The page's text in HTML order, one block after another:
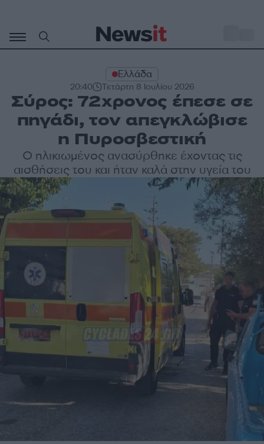
περιεχόμενο
Ελλάδα
20:40 Τετάρτη 8 Ιουλίου 2026
Σύρος: 72χρονος έπεσε σε
πηγάδι, τον απεγκλώβισε
η Πυροσβεστική
Ο ηλικιωμένος ανασύρθηκε έχοντας τις
αισθήσεις του και ήταν καλά στην υγεία του